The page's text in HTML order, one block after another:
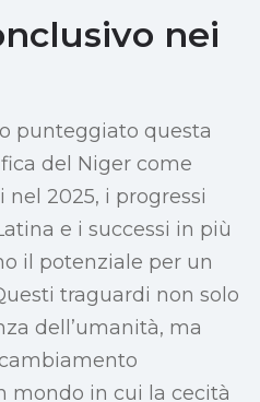
nei
punteggiato questa
del Niger come
nel 2025, i progressi
e i successi in più
il potenziale per un
traguardi non solo
dell’umanità, ma
mondo in cui la cecità